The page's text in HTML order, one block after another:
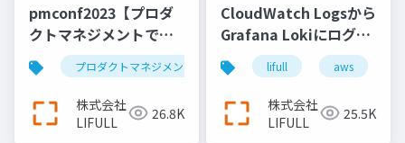
pmconf2023【プロダ
クトマネジメントで高
速PDCA】 アウトカム
が激増したLIFULL
HOME’Sのグロース事
例
プロダクトマネジメント プロダクトマネージャー
株式会社
LIFULL
26.8K
CloudWatch Logsから
Grafana Lokiにログ基
盤を移行lifull aws
株式会社
LIFULL
25.5K